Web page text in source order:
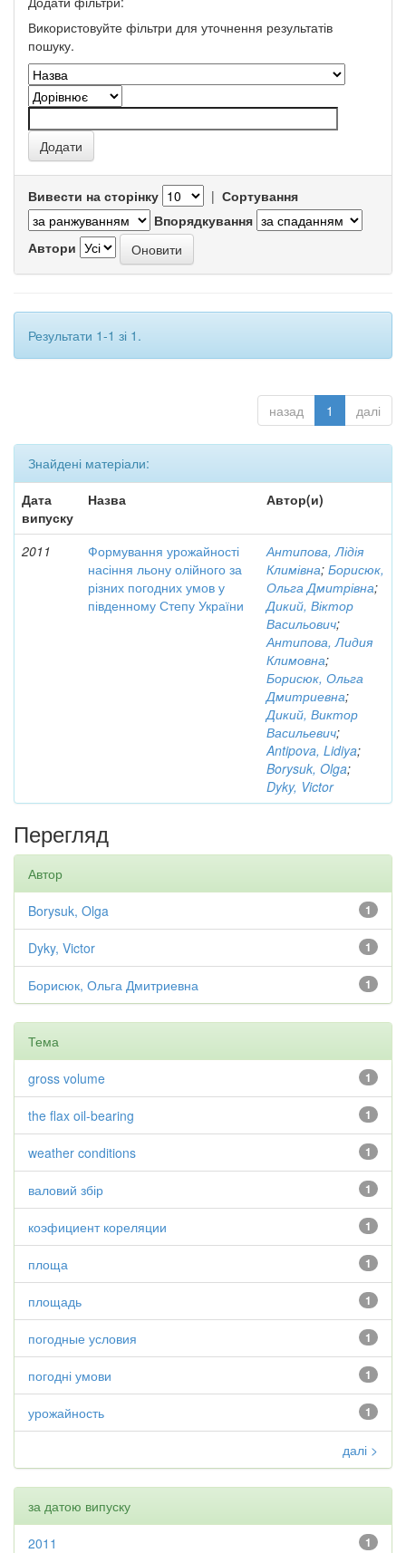
Використовуйте фільтри для уточнення результатів
пошуку.
Вивести на сторінку | Сортування
Впорядкування
Автори
Результати 1-1 зі 1.
назад 1 далі
Знайдені матеріали:
Дата
випуску
Назва Автор(и)
2011
Формування урожайності
насіння льону олійного за
різних погодних умов у
південному Степу України
Антипова, Лідія
Климівна; Борисюк,
Ольга Дмитрівна;
Дикий, Віктор
Васильович;
Антипова, Лидия
Климовна;
Борисюк, Ольга
Дмитриевна;
Дикий, Виктор
Васильевич;
Antipova, Lidiya;
Borysuk, Olga;
Dyky, Victor
Перегляд
Автор
1
Borysuk, Olga
1
Dyky, Victor
1
Борисюк, Ольга Дмитриевна
Тема
1
gross volume
1
the flax oil-bearing
1
weather conditions
1
валовий збір
1
коэфициент кореляции
1
площа
1
площадь
1
погодные условия
1
погодні умови
1
урожайность
далі >
за датою випуску
1
2011